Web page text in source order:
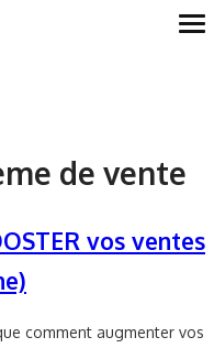
de vente
vos ventes
comment augmenter vos